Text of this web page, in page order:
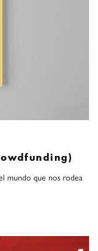
mundo que nos rodea